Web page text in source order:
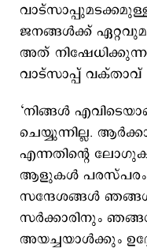
ജനങ്ങള്‍ക്ക്
അത്
വാട്സാപ്പ് വക്താവ്
‘നിങ്ങൾ
ചെയ്യുന്നില്ല.
എന്നതിന്റെ
ആളുകൾ പരസ്പരം
സന്ദേശങ്ങൾ ഞങ്ങൾ
സർക്കാരിനും
അയച്ചയാൾക്കും